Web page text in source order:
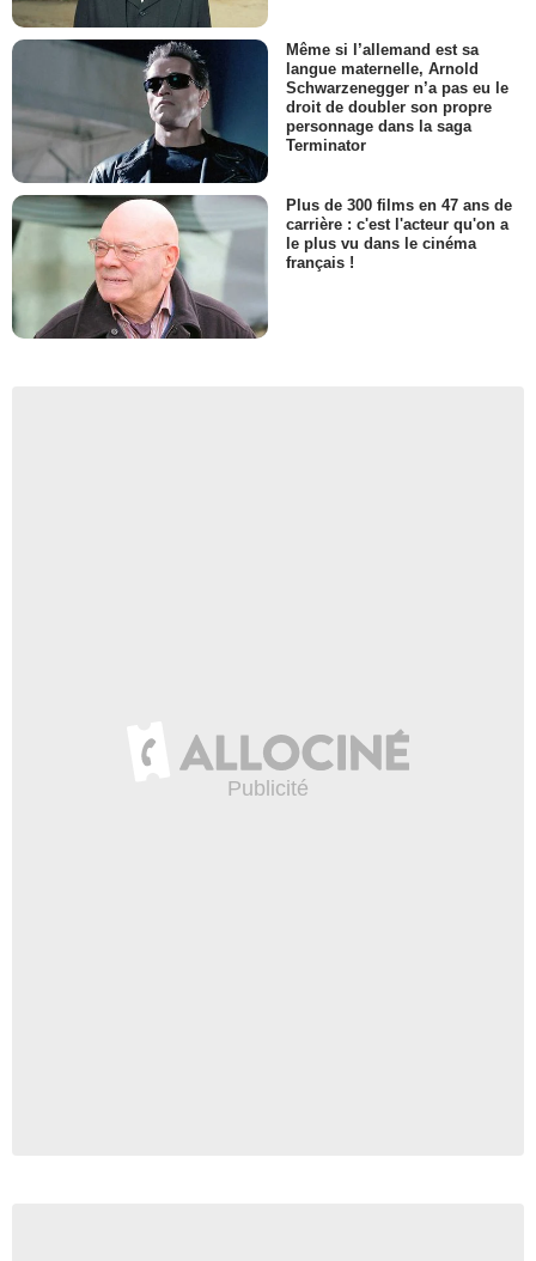
Même si l’allemand est sa
langue maternelle, Arnold
Schwarzenegger n’a pas eu le
droit de doubler son propre
personnage dans la saga
Terminator
Plus de 300 films en 47 ans de
carrière : c'est l'acteur qu'on a
le plus vu dans le cinéma
français !